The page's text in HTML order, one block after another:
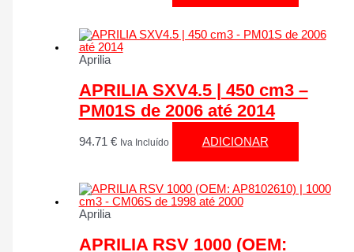
Aprilia
APRILIA SXV4.5 | 450 cm3 –
PM01S de 2006 até 2014
94.71 € Iva Incluído ADICIONAR
Aprilia
APRILIA RSV 1000 (OEM: